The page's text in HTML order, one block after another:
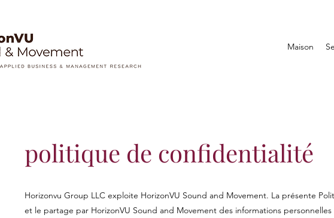
Maison
politique de confidentialité
Horizonvu Group LLC exploite HorizonVU Sound and Movement. La présente
et le partage par HorizonVU Sound and Movement des informations